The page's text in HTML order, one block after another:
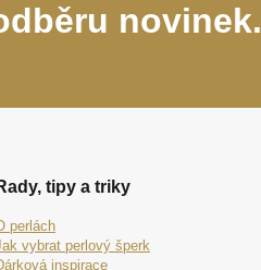
novinek.
tipy a triky
perlách
vybrat perlový šperk
inspirace